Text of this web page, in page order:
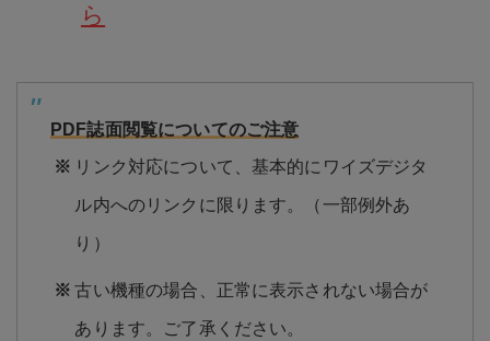
ら
PDF誌面閲覧についてのご注意
リンク対応について、基本的にワイズデジタ
ル内へのリンクに限ります。（一部例外あ
り）
古い機種の場合、正常に表示されない場合が
あります。ご了承ください。